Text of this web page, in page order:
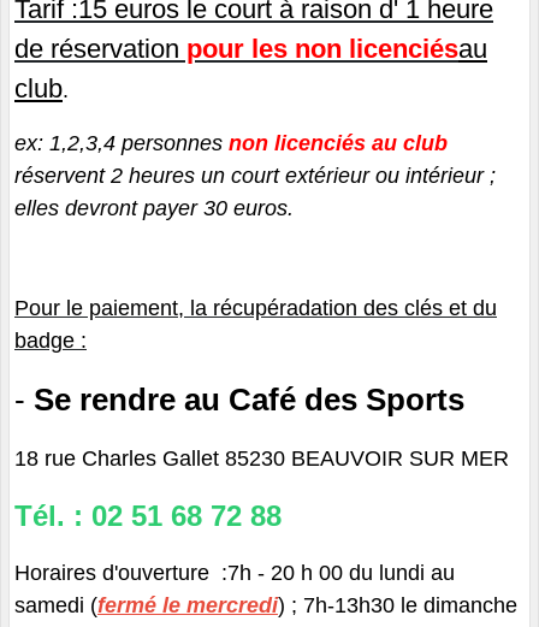
Tarif :15 euros le court à raison d' 1 heure
de réservation pour les non licenciésau
club.
ex: 1,2,3,4 personnes non licenciés au club
réservent 2 heures un court extérieur ou intérieur ;
elles devront payer 30 euros.
Pour le paiement, la récupéradation des clés et du
badge :
- Se rendre au Café des Sports
18 rue Charles Gallet 85230 BEAUVOIR SUR MER
Tél. : 02 51 68 72 88
Horaires d'ouverture :7h - 20 h 00 du lundi au
samedi (fermé le mercredi) ; 7h-13h30 le dimanche